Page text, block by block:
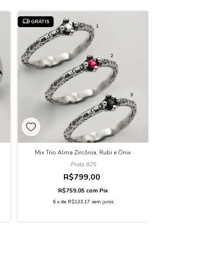
GRÁTIS
Mix Trio Alma Zircônia, Rubi e Ônix
Prata 925
R$799,00
R$759,05 com Pix
6 x de R$133,17 sem juros